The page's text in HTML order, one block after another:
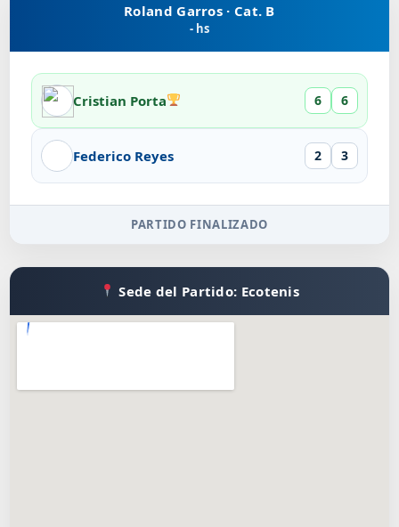
Roland Garros · Cat. B
- hs
Cristian Porta 6 6
Federico Reyes 2 3
PARTIDO FINALIZADO
Sede del Partido: Ecotenis